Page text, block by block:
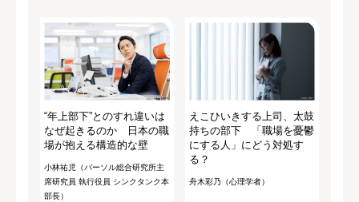
“年上部下”とのすれ違いは
なぜ起きるのか 日本の職
場が抱える構造的な壁
小林祐児（パーソル総合研究所主
席研究員 執行役員 シンクタンク本
部長）
えこひいきする上司、太鼓
持ちの部下 「職場を憂鬱
にする人」にどう対処す
る？
舟木彩乃（心理学者）